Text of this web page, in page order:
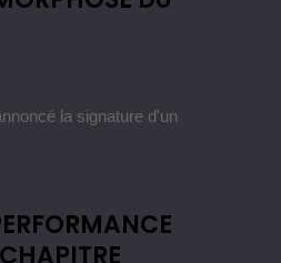
la signature d'un